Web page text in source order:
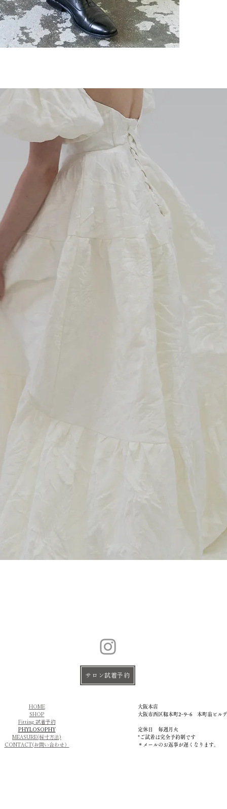
サロン試着予約
HOME
SHOP
Fitting 試着予約
PHYLOSOPHY
MEASURE(採寸方法)
CONTACT(お問い合わせ）
大阪本店
大阪市西区靱本町2−9−6 本町翁ビル
定休日 毎週月火
​*ご試着は完全予約制です
＊メールのお返事が遅くなります。